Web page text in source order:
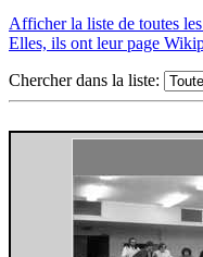
Afficher la liste de toutes
Elles, ils ont leur page
Chercher dans la liste: